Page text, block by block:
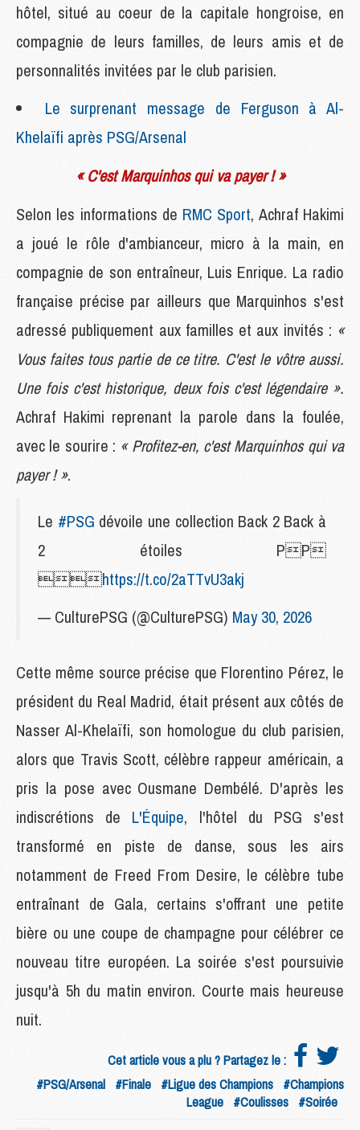
hôtel, situé au coeur de la capitale hongroise, en
compagnie de leurs familles, de leurs amis et de
personnalités invitées par le club parisien.
Le surprenant message de Ferguson à Al-
Khelaïfi après PSG/Arsenal
« C'est Marquinhos qui va payer ! »
Selon les informations de RMC Sport, Achraf Hakimi
a joué le rôle d'ambianceur, micro à la main, en
compagnie de son entraîneur, Luis Enrique. La radio
française précise par ailleurs que Marquinhos s'est
adressé publiquement aux familles et aux invités : «
Vous faites tous partie de ce titre. C'est le vôtre aussi.
Une fois c'est historique, deux fois c'est légendaire ».
Achraf Hakimi reprenant la parole dans la foulée,
avec le sourire : « Profitez-en, c'est Marquinhos qui va
payer ! ».
Le #PSG dévoile une collection Back 2 Back à
2 étoiles PP
https://t.co/2aTTvU3akj
— CulturePSG (@CulturePSG) May 30, 2026
Cette même source précise que Florentino Pérez, le
président du Real Madrid, était présent aux côtés de
Nasser Al-Khelaïfi, son homologue du club parisien,
alors que Travis Scott, célèbre rappeur américain, a
pris la pose avec Ousmane Dembélé. D'après les
indiscrétions de L'Équipe, l'hôtel du PSG s'est
transformé en piste de danse, sous les airs
notamment de Freed From Desire, le célèbre tube
entraînant de Gala, certains s'offrant une petite
bière ou une coupe de champagne pour célébrer ce
nouveau titre européen. La soirée s'est poursuivie
jusqu'à 5h du matin environ. Courte mais heureuse
nuit.
Cet article vous a plu ? Partagez le :
#PSG/Arsenal #Finale #Ligue des Champions #Champions
League #Coulisses #Soirée